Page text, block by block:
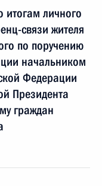
итогам личного
связи жителя
по поручению
начальником
Федерации
Президента
граждан